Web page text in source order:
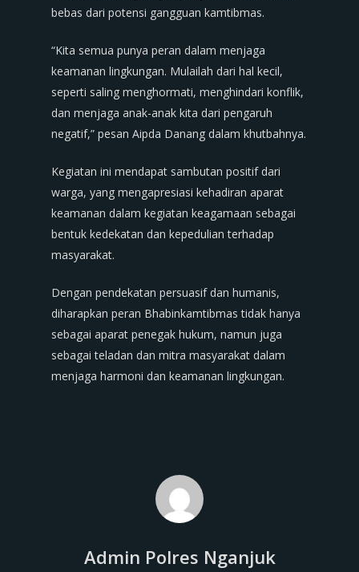
bebas dari potensi gangguan kamtibmas.
“Kita semua punya peran dalam menjaga
keamanan lingkungan. Mulailah dari hal kecil,
seperti saling menghormati, menghindari konflik,
dan menjaga anak-anak kita dari pengaruh
negatif,” pesan Aipda Danang dalam khutbahnya.
Kegiatan ini mendapat sambutan positif dari
warga, yang mengapresiasi kehadiran aparat
keamanan dalam kegiatan keagamaan sebagai
bentuk kedekatan dan kepedulian terhadap
masyarakat.
Dengan pendekatan persuasif dan humanis,
diharapkan peran Bhabinkamtibmas tidak hanya
sebagai aparat penegak hukum, namun juga
sebagai teladan dan mitra masyarakat dalam
menjaga harmoni dan keamanan lingkungan.
Admin Polres Nganjuk